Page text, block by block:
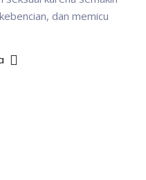
dan memicu